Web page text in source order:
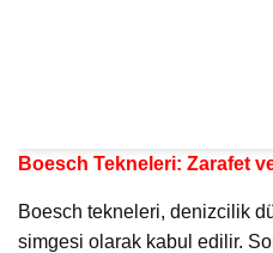
Boesch Tekneleri: Zarafet
Boesch tekneleri, denizcilik
simgesi olarak kabul edilir.